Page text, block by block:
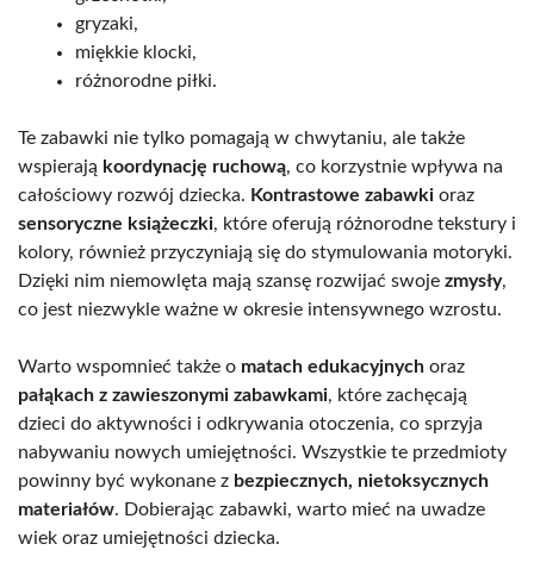
gryzaki,
miękkie klocki,
różnorodne piłki.
Te zabawki nie tylko pomagają w chwytaniu, ale także
wspierają koordynację ruchową, co korzystnie wpływa na
całościowy rozwój dziecka. Kontrastowe zabawki oraz
sensoryczne książeczki, które oferują różnorodne tekstury i
kolory, również przyczyniają się do stymulowania motoryki.
Dzięki nim niemowlęta mają szansę rozwijać swoje zmysły,
co jest niezwykle ważne w okresie intensywnego wzrostu.
Warto wspomnieć także o matach edukacyjnych oraz
pałąkach z zawieszonymi zabawkami, które zachęcają
dzieci do aktywności i odkrywania otoczenia, co sprzyja
nabywaniu nowych umiejętności. Wszystkie te przedmioty
powinny być wykonane z bezpiecznych, nietoksycznych
materiałów. Dobierając zabawki, warto mieć na uwadze
wiek oraz umiejętności dziecka.